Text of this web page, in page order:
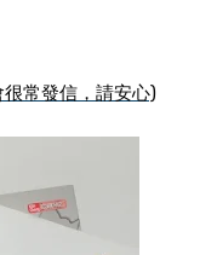
很常發信，請安心)